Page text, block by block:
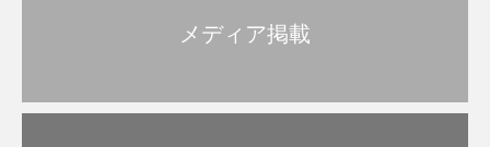
メディア掲載